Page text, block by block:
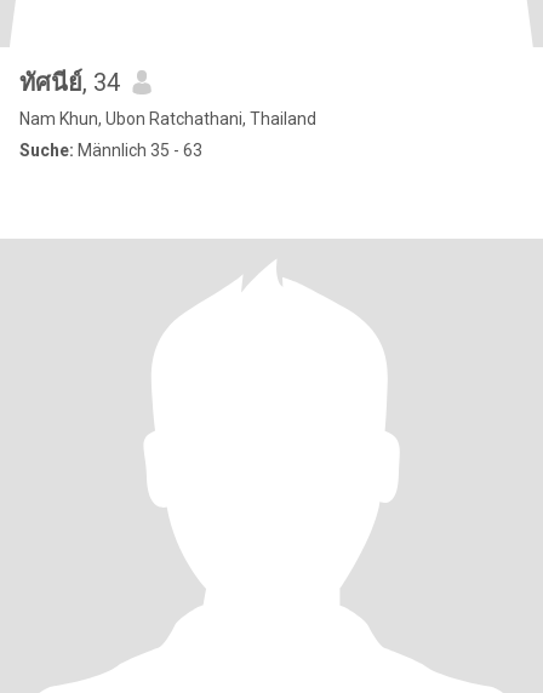
ทัศนีย์, 34
Nam Khun, Ubon Ratchathani, Thailand
Suche: Männlich 35 - 63